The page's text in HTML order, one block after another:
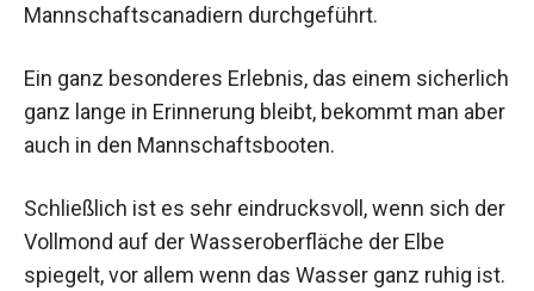
Mannschaftscanadiern durchgeführt.
Ein ganz besonderes Erlebnis, das einem sicherlich
ganz lange in Erinnerung bleibt, bekommt man aber
auch in den Mannschaftsbooten.
Schließlich ist es sehr eindrucksvoll, wenn sich der
Vollmond auf der Wasseroberfläche der Elbe
spiegelt, vor allem wenn das Wasser ganz ruhig ist.